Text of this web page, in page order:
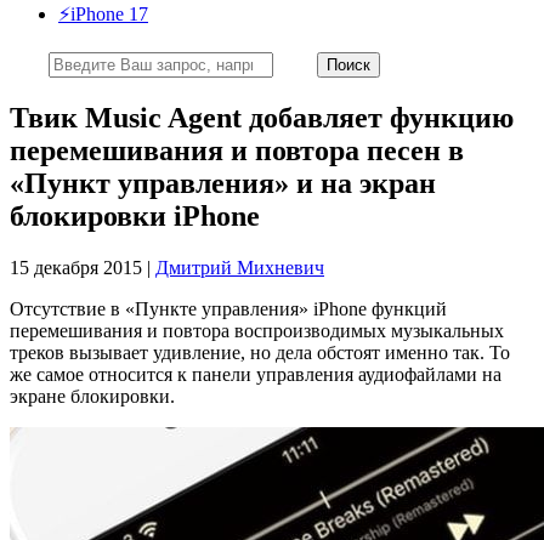
⚡️iPhone 17
Твик Music Agent добавляет функцию
перемешивания и повтора песен в
«Пункт управления» и на экран
блокировки iPhone
15 декабря 2015 | Дмитрий Михневич
Отсутствие в «Пункте управления» iPhone функций
перемешивания и повтора воспроизводимых музыкальных
треков вызывает удивление, но дела обстоят именно так. То
же самое относится к панели управления аудиофайлами на
экране блокировки.